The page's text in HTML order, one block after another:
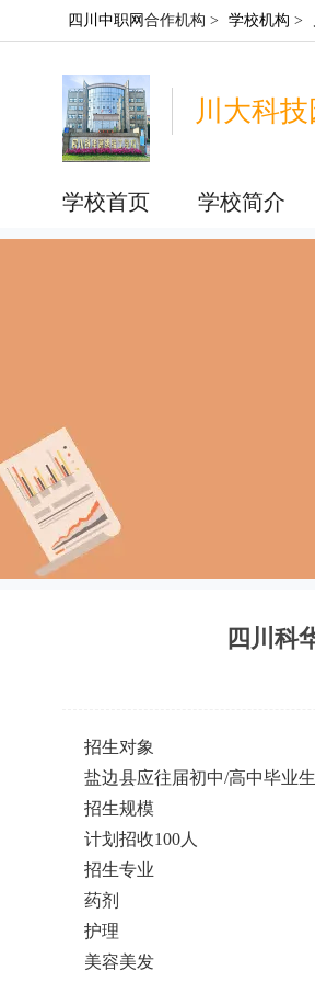
四川中职网 合作机构 > 学校机构 >
川大科
学校首页 学校简介
四川科
招生对象
盐边县应往届初中/高中毕业生
招生规模
计划招收100人
招生专业
药剂
护理
美容美发